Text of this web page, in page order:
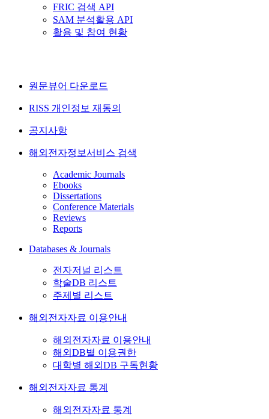
FRIC 검색 API
SAM 분석활용 API
활용 및 참여 현황
원문뷰어 다운로드
RISS 개인정보 재동의
공지사항
해외전자정보서비스 검색
Academic Journals
Ebooks
Dissertations
Conference Materials
Reviews
Reports
Databases & Journals
전자저널 리스트
학술DB 리스트
주제별 리스트
해외전자자료 이용안내
해외전자자료 이용안내
해외DB별 이용권한
대학별 해외DB 구독현황
해외전자자료 통계
해외전자자료 통계